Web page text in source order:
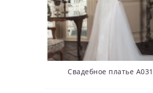
Свадебное платье А031